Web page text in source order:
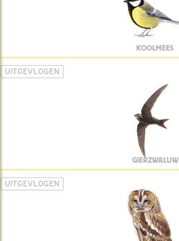
KOOLMEES
UITGEVLOGEN
GIERZWALUW
UITGEVLOGEN